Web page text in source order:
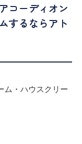
コーディオン
するならアト
・ハウスクリー